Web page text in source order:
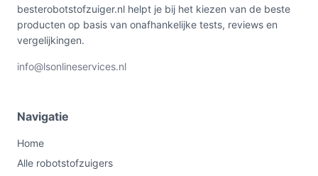
besterobotstofzuiger.nl helpt je bij het kiezen van de beste
producten op basis van onafhankelijke tests, reviews en
vergelijkingen.
info@lsonlineservices.nl
Navigatie
Home
Alle robotstofzuigers